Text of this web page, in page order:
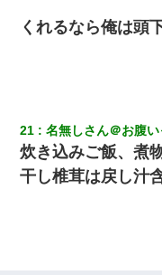
食べる量増やすわｗ」→
【衝撃】職場に入って来
に → 新人「ドンッ！」
くれるなら俺は頭
21 名無しさん＠お腹い
炊き込みご飯、煮
干し椎茸は戻し汁